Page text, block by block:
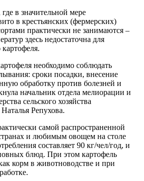
в значительной мере
в крестьянских (фермерских)
практически не занимаются –
здесь недостаточна для
необходимо соблюдать
сроки посадки, внесение
обработку против болезней и
начальник отдела мелиорации и
сельского хозяйства
Репухова.
самой распространенной
и любимым овощем на столе
составляет 90 кг/чел/год, и
блюд. При этом картофель
корм в животноводстве и при